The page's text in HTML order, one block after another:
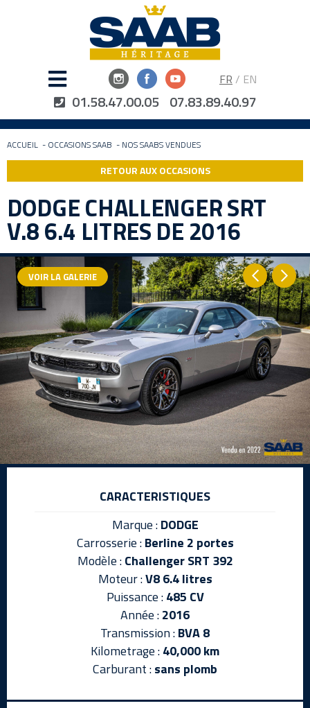
01.58.47.00.05 07.83.89.40.97
FR / EN
ACCUEIL - OCCASIONS SAAB - NOS SAABS VENDUES
DODGE CHALLENGER SRT
V.8 6.4 LITRES DE 2016
RETOUR AUX OCCASIONS
VOIR LA GALERIE
CARACTERISTIQUES
Marque :DODGE
Carrosserie :Berline 2 portes
Modèle :Challenger SRT 392
Moteur :V8 6.4 litres
Puissance :485 CV
Année :2016
Transmission :BVA 8
Kilometrage :40,000 km
Carburant :sans plomb